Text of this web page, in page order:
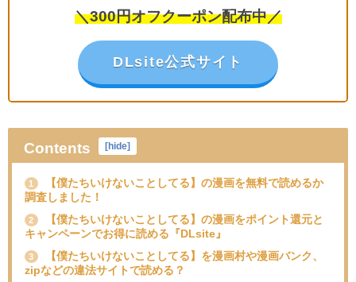
＼300円オフクーポン配布中／
DLsite公式サイト
Contents [hide]
1
【僕たちいけないことしてる】の漫画を無料で読めるか
調査しました！
2
【僕たちいけないことしてる】の漫画をポイント還元と
キャンペーンでお得に読める『DLsite』
3
【僕たちいけないことしてる】を漫画村や漫画バンク、
zipなどの違法サイトで読める？